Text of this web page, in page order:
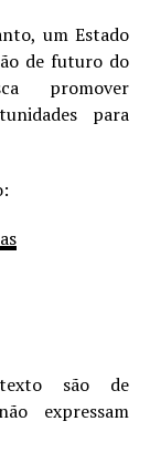
um Estado
de futuro do
promover
para
são de
expressam